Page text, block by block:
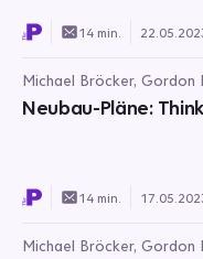
14 min.
Michael Bröcker, Gordon
Neubau-Pläne:
14 min.
Michael Bröcker, Gordon